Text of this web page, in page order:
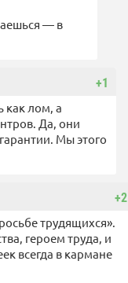
— в
+1
как лом, а
Да, они
Мы этого
+2
трудящихся».
героем труда, и
всегда в кармане